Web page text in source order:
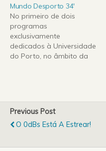
francês Sébastien Loëb
venceu a última prova, o
Rali do País de Gales. Em
Outubro já tinha
assegurado o sétimo
campeonato consecutivo.
Mundo Desporto 34′
No primeiro de dois
programas
exclusivamente
dedicados à Universidade
do Porto, no âmbito da
Rocha, tri-campeã
nacional de boxe, e
Catarina de Vilhena,
karaté, em júniores. São
Previous Post
O 0dBs Está A Estrear!